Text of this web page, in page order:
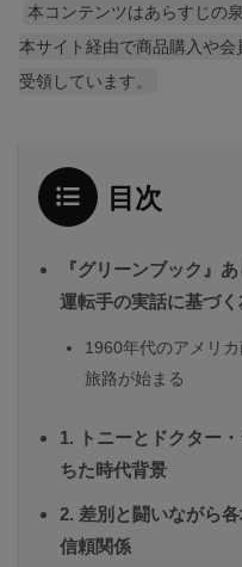
本コンテンツはあらすじの
本サイト経由で商品購入や
受領しています。
目次
『グリーンブック』
運転手の実話に基づ
1960年代のアメリ
旅路が始まる
1. トニーとドクター
ちた時代背景
2. 差別と闘いながら
信頼関係